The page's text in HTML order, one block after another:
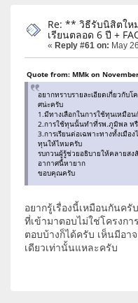
Re: ** วิธีรับนิสิตใ
เรียนตลอด 6 ปี +
« Reply #61 on: May
Quote from: MMk on
อยากทราบรายละเอียดเกี่ยวกับ
ศน่ะครับ
1.มีทางเลือกในการใช้ทุนเหมือ
2.การใช้ทุนนั้นทําที่รพ.ภูมิพล ห
3.การเรียนต่อเฉพาะทางทั้งเมือ
ทุนให้ไหมครับ
รบกวนผู้รู้ช่วยอธิบายให้คลายสง
อากาศนี้หายาก
ขอบคุณครับ
อยากรู้เรื่องนี้เหมือนกันครั
ที่เข้ามาตอบไม่ใช่โครงก
ตอบบ้างก็ได้ครับ เห็นมีอ
เดียวเท่านั้นแหละครับ